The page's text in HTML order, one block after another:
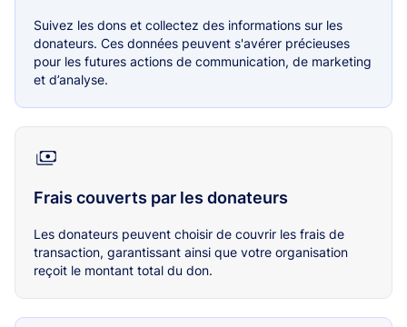
Suivez les dons et collectez des informations sur les
donateurs. Ces données peuvent s'avérer précieuses
pour les futures actions de communication, de marketing
et d’analyse.
Frais couverts par les donateurs
Les donateurs peuvent choisir de couvrir les frais de
transaction, garantissant ainsi que votre organisation
reçoit le montant total du don.